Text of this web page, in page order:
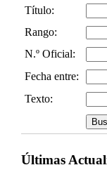
Título:
Rango:
N.º Oficial:
Fecha entre:
Texto:
Últimas